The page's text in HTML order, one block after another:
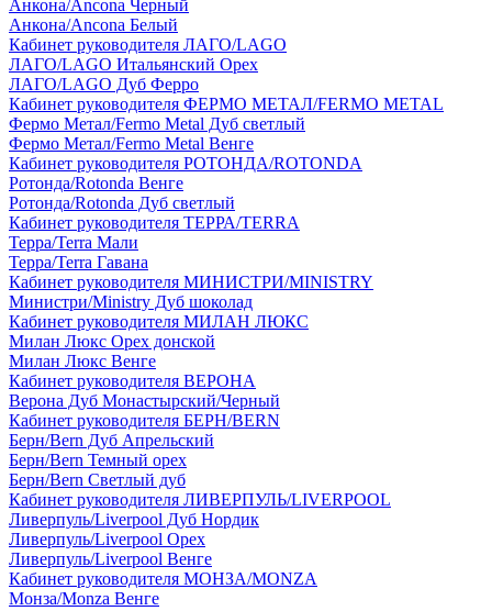
Анкона/Ancona Черный
Анкона/Ancona Белый
Кабинет руководителя ЛАГО/LAGO
ЛАГО/LAGO Итальянский Орех
ЛАГО/LAGO Дуб Ферро
Кабинет руководителя ФЕРМО МЕТАЛ/FERMO METAL
Фермо Метал/Fermo Metal Дуб светлый
Фермо Метал/Fermo Metal Венге
Кабинет руководителя РОТОНДА/ROTONDA
Ротонда/Rotonda Венге
Ротонда/Rotonda Дуб светлый
Кабинет руководителя ТЕРРА/TERRA
Терра/Terra Мали
Терра/Terra Гавана
Кабинет руководителя МИНИСТРИ/MINISTRY
Министри/Ministry Дуб шоколад
Кабинет руководителя МИЛАН ЛЮКС
Милан Люкс Орех донской
Милан Люкс Венге
Кабинет руководителя ВЕРОНА
Верона Дуб Монастырский/Черный
Кабинет руководителя БЕРН/BERN
Берн/Bern Дуб Апрельский
Берн/Bern Темный орех
Берн/Bern Светлый дуб
Кабинет руководителя ЛИВЕРПУЛЬ/LIVERPOOL
Ливерпуль/Liverpool Дуб Нордик
Ливерпуль/Liverpool Орех
Ливерпуль/Liverpool Венге
Кабинет руководителя МОНЗА/MONZA
Монза/Monza Венге